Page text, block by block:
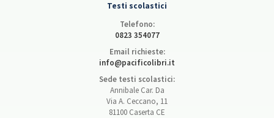
Testi scolastici
Telefono:
0823 354077
Email richieste:
info@pacificolibri.it
Sede testi scolastici:
Annibale Car. Da
Via A. Ceccano, 11
81100 Caserta CE